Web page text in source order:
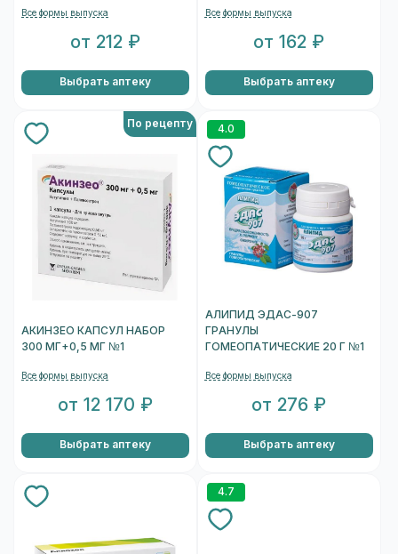
Все формы выпуска
от 212 ₽
Выбрать аптеку
Все формы выпуска
от 162 ₽
Выбрать аптеку
По рецепту
АКИНЗЕО КАПСУЛ НАБОР
300 МГ+0,5 МГ №1
Все формы выпуска
от 12 170 ₽
Выбрать аптеку
4.0
АЛИПИД ЭДАС-907
ГРАНУЛЫ
ГОМЕОПАТИЧЕСКИЕ 20 Г №1
Все формы выпуска
от 276 ₽
Выбрать аптеку
4.7